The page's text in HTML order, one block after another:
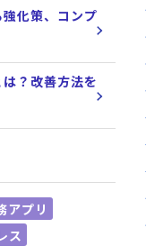
化策、コンプ
？改善方法を
アプリ
ス